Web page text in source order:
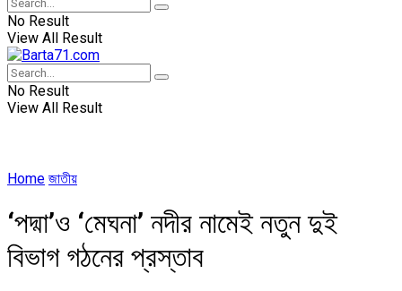
No Result
View All Result
No Result
View All Result
Home জাতীয়
‘পদ্মা’ও ‘মেঘনা’ নদীর নামেই নতুন দুই
বিভাগ গঠনের প্রস্তাব